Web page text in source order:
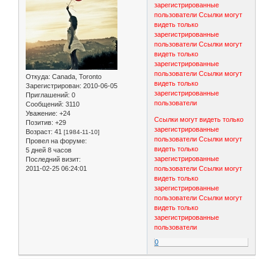
Откуда: Canada, Toronto
Зарегистрирован: 2010-06-05
Приглашений: 0
Сообщений: 3110
Уважение: +24
Позитив: +29
Возраст: 41 [1984-11-10]
Провел на форуме:
5 дней 8 часов
Последний визит:
2011-02-25 06:24:01
зарегистрированные
пользователи Ссылки могут
видеть только
зарегистрированные
пользователи Ссылки могут
видеть только
зарегистрированные
пользователи Ссылки могут
видеть только
зарегистрированные
пользователи
Ссылки могут видеть только
зарегистрированные
пользователи Ссылки могут
видеть только
зарегистрированные
пользователи Ссылки могут
видеть только
зарегистрированные
пользователи Ссылки могут
видеть только
зарегистрированные
пользователи
0